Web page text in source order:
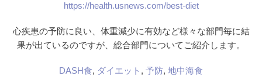
https://health.usnews.com/best-diet
心疾患の予防に良い、体重減少に有効など様々な部門毎に結
果が出ているのですが、総合部門についてご紹介します。
DASH食, ダイエット , 予防, 地中海食